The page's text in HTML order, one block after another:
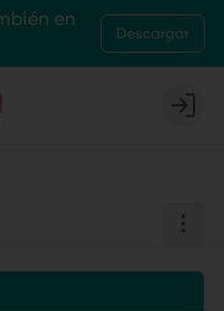
en
Descargar
Login